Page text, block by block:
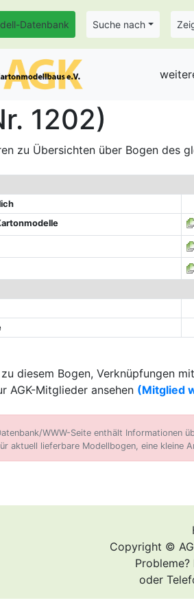
Datenbank Suche nach
1202)
zu Übersichten über Bogen des
diesem Bogen, Verknüpfungen
AGK-Mitglieder ansehen (Mitglied
WWW-Seite enthält Informationen
aktuell lieferbare Modellbogen, eine kleine
Copyright ©
oder